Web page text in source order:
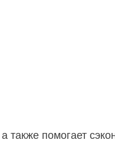
помогает